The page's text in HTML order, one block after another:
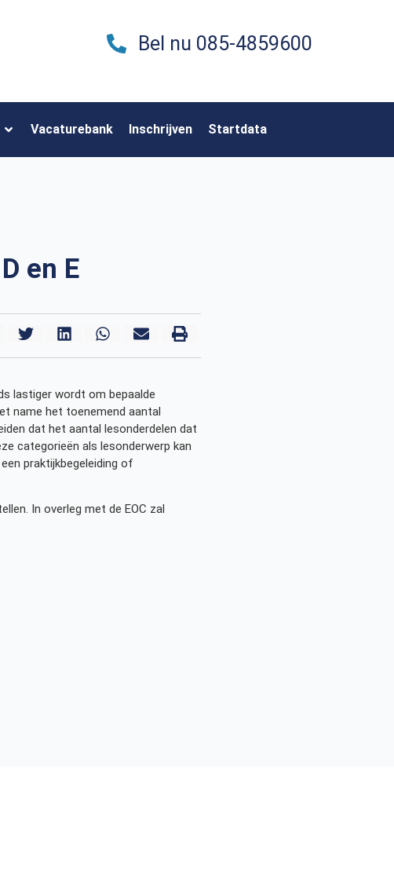
Bel nu 085-4859600
Vacaturebank Inschrijven Startdata
en E
lastiger wordt om bepaalde
name het toenemend aantal
dat het aantal lesonderdelen dat
categorieën als lesonderwerp kan
praktijkbegeleiding of
In overleg met de EOC zal